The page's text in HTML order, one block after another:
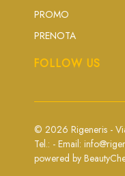
PROMO
PRENOTA
FOLLOW US
© 2026 Rigeneris -
Tel.: - Email:
powered by